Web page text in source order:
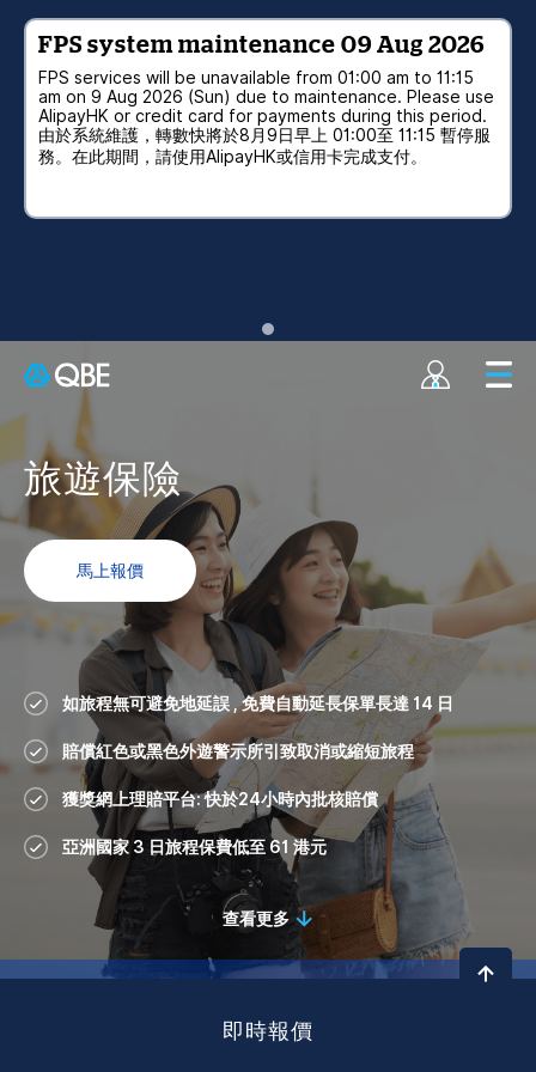
FPS system maintenance 09 Aug 2026
FPS services will be unavailable from 01:00 am to 11:15
am on 9 Aug 2026 (Sun) due to maintenance. Please use
AlipayHK or credit card for payments during this period.
由於系統維護，轉數快將於8月9日早上 01:00至 11:15 暫停服
務。在此期間，請使用AlipayHK或信用卡完成支付。
旅遊保險
馬上報價
如旅程無可避免地延誤 , 免費自動延長保單長達 14 日
賠償紅色或黑色外遊警示所引致取消或縮短旅程
獲獎網上理賠平台: 快於24小時內批核賠償
亞洲國家 3 日旅程保費低至 61 港元
查看更多
即時報價